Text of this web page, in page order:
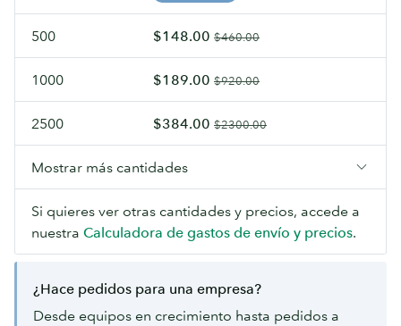
500 $148.00 $460.00
1000 $189.00 $920.00
2500 $384.00 $2300.00
Mostrar más cantidades
Si quieres ver otras cantidades y precios, accede a
nuestra Calculadora de gastos de envío y precios.
¿Hace pedidos para una empresa?
Desde equipos en crecimiento hasta pedidos a